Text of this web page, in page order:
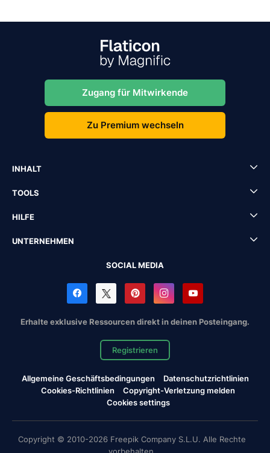
Zugang für Mitwirkende
Zu Premium wechseln
INHALT
TOOLS
HILFE
UNTERNEHMEN
SOCIAL MEDIA
Erhalte exklusive Ressourcen direkt in deinen Posteingang.
Registrieren
Allgemeine Geschäftsbedingungen
Datenschutzrichtlinien
Cookies-Richtlinien
Copyright-Verletzung melden
Cookies settings
Copyright © 2010-2026 Freepik Company S.L.U. Alle Rechte